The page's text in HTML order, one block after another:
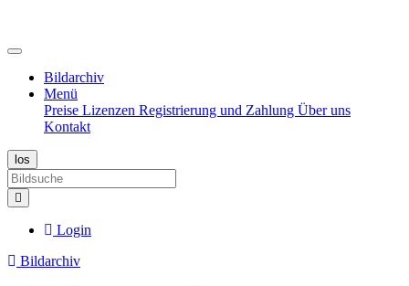
Bildarchiv
Menü
Preise Lizenzen Registrierung und Zahlung Über uns
Kontakt
Login
Bildarchiv